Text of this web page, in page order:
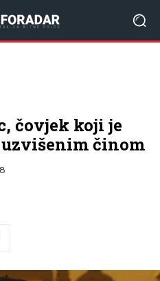
čovjek koji je
činom